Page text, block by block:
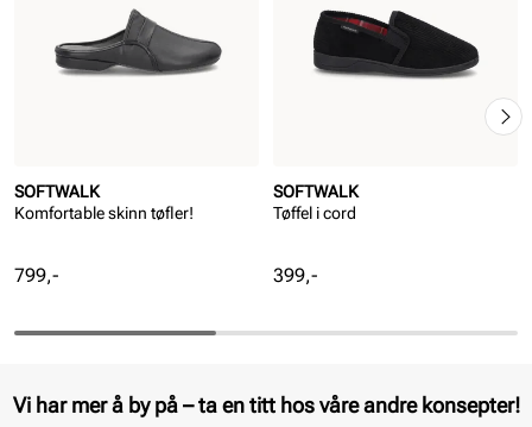
SOFTWALK
Komfortable skinn tøfler!
Pris
799,-
SOFTWALK
Tøffel i cord
Pris
399,-
Vi har mer å by på – ta en titt hos våre andre konsepter!